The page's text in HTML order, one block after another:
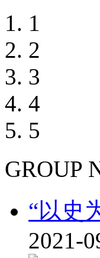
1
2
3
4
5
GROUP
“以史
2021-